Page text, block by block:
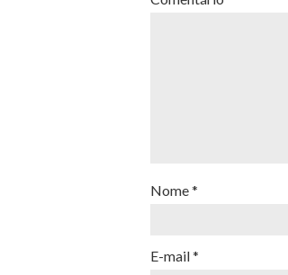
Nome*
E-mail*